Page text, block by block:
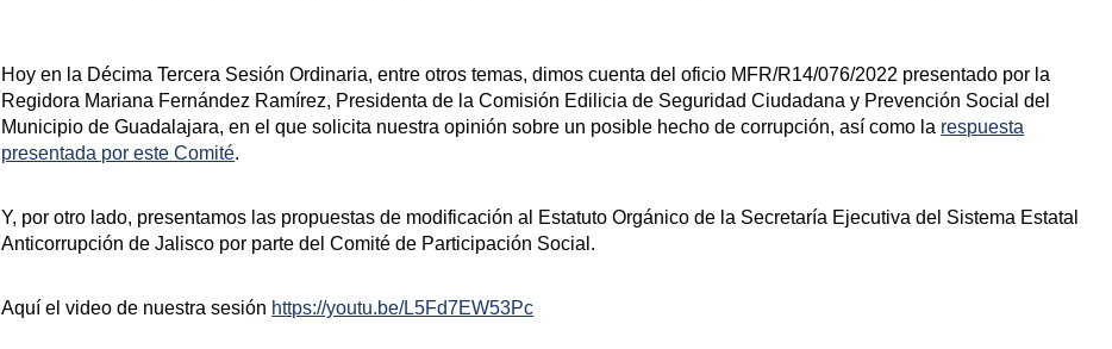
Hoy en la Décima Tercera Sesión Ordinaria, entre otros temas, dimos cuenta del oficio MFR/R14/076/2022 presentado por la
Regidora Mariana Fernández Ramírez, Presidenta de la Comisión Edilicia de Seguridad Ciudadana y Prevención Social del
Municipio de Guadalajara, en el que solicita nuestra opinión sobre un posible hecho de corrupción, así como la respuesta
presentada por este Comité.
Y, por otro lado, presentamos las propuestas de modificación al
Estatuto Orgánico de la Secretaría Ejecutiva del Sistema Estatal
Anticorrupción de Jalisco por parte del Comité de Participación Social.
Aquí el video de nuestra sesión https://youtu.be/L5Fd7EW53Pc